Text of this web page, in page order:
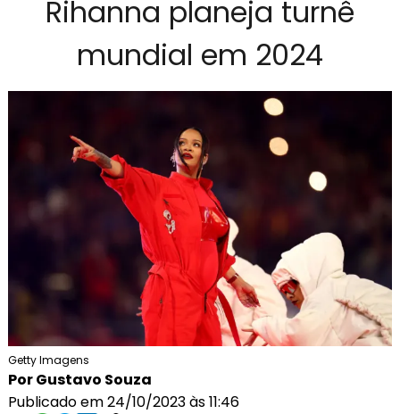
Rihanna planeja turnê
mundial em 2024
Getty Imagens
Por Gustavo Souza
Publicado em 24/10/2023 às 11:46